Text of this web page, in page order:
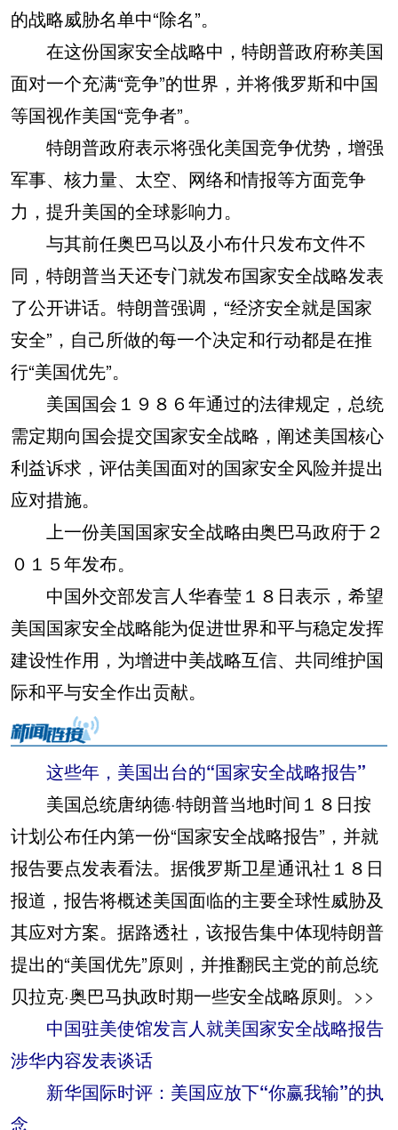
的战略威胁名单中“除名”。
在这份国家安全战略中，特朗普政府称美国
面对一个充满“竞争”的世界，并将俄罗斯和中国
等国视作美国“竞争者”。
特朗普政府表示将强化美国竞争优势，增强
军事、核力量、太空、网络和情报等方面竞争
力，提升美国的全球影响力。
与其前任奥巴马以及小布什只发布文件不
同，特朗普当天还专门就发布国家安全战略发表
了公开讲话。特朗普强调，“经济安全就是国家
安全”，自己所做的每一个决定和行动都是在推
行“美国优先”。
美国国会１９８６年通过的法律规定，总统
需定期向国会提交国家安全战略，阐述美国核心
利益诉求，评估美国面对的国家安全风险并提出
应对措施。
上一份美国国家安全战略由奥巴马政府于２
０１５年发布。
中国外交部发言人华春莹１８日表示，希望
美国国家安全战略能为促进世界和平与稳定发挥
建设性作用，为增进中美战略互信、共同维护国
际和平与安全作出贡献。
这些年，美国出台的“国家安全战略报告”
美国总统唐纳德·特朗普当地时间１８日按
计划公布任内第一份“国家安全战略报告”，并就
报告要点发表看法。据俄罗斯卫星通讯社１８日
报道，报告将概述美国面临的主要全球性威胁及
其应对方案。据路透社，该报告集中体现特朗普
提出的“美国优先”原则，并推翻民主党的前总统
贝拉克·奥巴马执政时期一些安全战略原则。 >>
中国驻美使馆发言人就美国家安全战略报告
涉华内容发表谈话
新华国际时评：美国应放下“你赢我输”的执
念